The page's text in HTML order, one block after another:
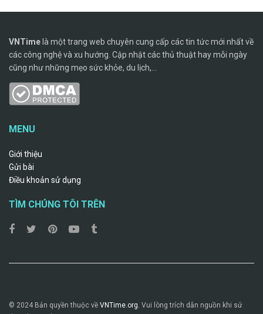
VNTime là một trang web chuyên cung cấp các tin tức mới nhất về
các công nghệ và xu hướng. Cập nhật các thủ thuật hay mỗi ngày
cũng như những mẹo sức khỏe, du lịch,...
MENU
Giới thiệu
Gửi bài
Điều khoản sử dụng
TÌM CHÚNG TÔI TRÊN
© 2024 Bản quyền thuộc về VNTime.org. Vui lòng trích dẫn nguồn khi sử